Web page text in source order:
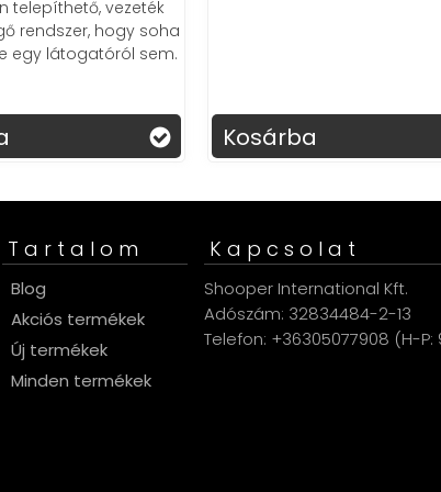
telepíthető, vezeték
rendszer, hogy soha
egy látogatóról sem.
Kosárba
Tartalom
Blog
Akciós termékek
Új termékek
Minden termékek
Kapcsolat
Shooper International Kft.
Adószám: 32834484-2-13
Telefon: +36305077908 (H-P: